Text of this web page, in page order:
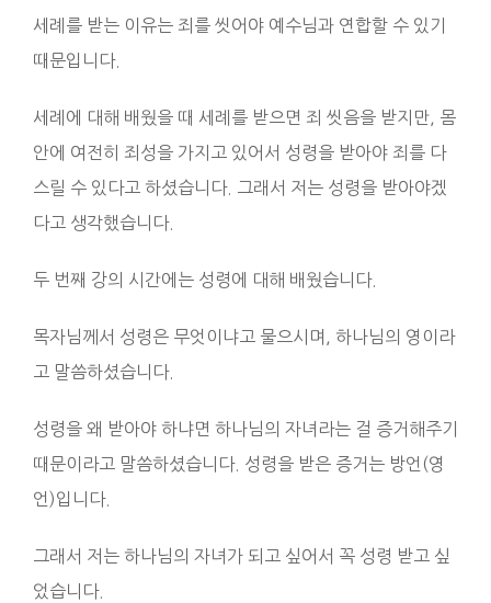
세례를 받는 이유는 죄를 씻어야 예수님과 연합할 수 있기
때문입니다.
세례에 대해 배웠을 때 세례를 받으면 죄 씻음을 받지만, 몸
안에 여전히 죄성을 가지고 있어서 성령을 받아야 죄를 다
스릴 수 있다고 하셨습니다. 그래서 저는 성령을 받아야겠
다고 생각했습니다.
두 번째 강의 시간에는 성령에 대해 배웠습니다.
목자님께서 성령은 무엇이냐고 물으시며, 하나님의 영이라
고 말씀하셨습니다.
성령을 왜 받아야 하냐면 하나님의 자녀라는 걸 증거해주기
때문이라고 말씀하셨습니다. 성령을 받은 증거는 방언(영
언)입니다.
그래서 저는 하나님의 자녀가 되고 싶어서 꼭 성령 받고 싶
었습니다.